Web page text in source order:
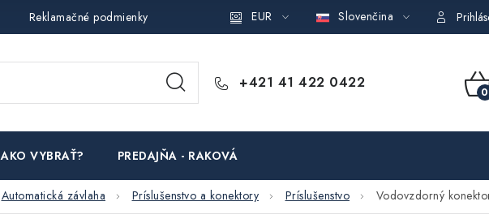
Reklamačné podmienky Podmienky ochrany osobných údajov Obchodné
EUR Slovenčina
+421 41 422 0422
AKO VYBRAŤ? PREDAJŇA - RAKOVÁ
Automatická závlaha Príslušenstvo a konektory Príslušenstvo
Vodovzdorný